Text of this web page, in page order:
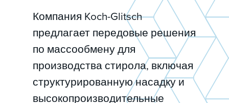
Компания Koch-Glitsch
предлагает передовые решения
по массообмену для
производства стирола, включая
структурированную насадку и
высокопроизводительные